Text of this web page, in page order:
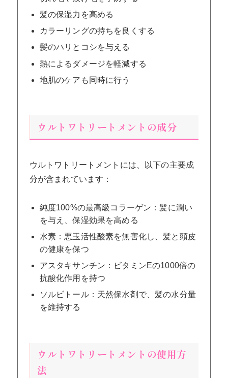
髪の保湿力を高める
カラーリングの持ちを良くする
髪のハリとコシを与える
熱によるダメージを軽減する
地肌のケアも同時に行う
ウルトワトリートメントの成分
ウルトワトリートメントには、以下の主要成
分が含まれています：
純度100%の最高級コラーゲン：髪に潤い
を与え、保湿効果を高める
水素：悪玉活性酸素を無害化し、髪と頭皮
の健康を保つ
アスタキサンチン：ビタミンEの1000倍の
抗酸化作用を持つ
ソルビトール：天然保水剤で、髪の水分量
を維持する
ウルトワトリートメントの使用方
法